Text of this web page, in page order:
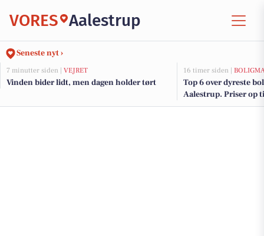
VORES Aalestrup
Seneste nyt ›
7 minutter siden | VEJRET
Vinden bider lidt, men dagen holder tørt
16 timer siden |
Top 6 over dyreste
Aalestrup. Priser op